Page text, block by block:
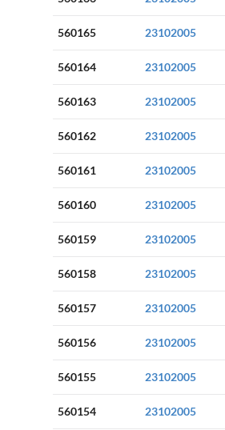
560165 23102005
560164 23102005
560163 23102005
560162 23102005
560161 23102005
560160 23102005
560159 23102005
560158 23102005
560157 23102005
560156 23102005
560155 23102005
560154 23102005